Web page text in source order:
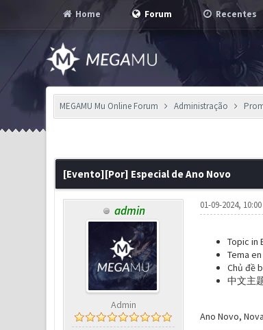
Home Forum Recentes
MEGAMU Mu Online Forum Administração
[Evento][Por] Especial de Ano Novo
admin
Admin
01-09-2024, 10:00
Topic in
Tema
Chủ đề
中文主
Ano Novo,